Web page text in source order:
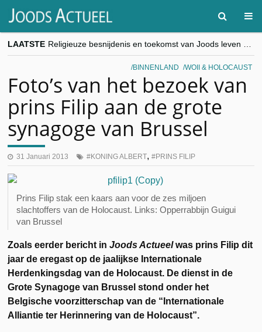
LAATSTE
“Besnijdenisdebat toont hoe moeilijk seculiere Westen minderheden begrijpt”, Jinnih Beels (Vooruit)
CITYTRIP | ROEMENIË – Boekarest: de verrassing van Oost-Europa
goKosher lanceert nieuwe website en samenwerking met Mishpacha voor kosher travel en simchas wereldwijd
BINNENLAND WOII & HOLOCAUST
Foto’s van het bezoek van
prins Filip aan de grote
synagoge van Brussel
31 Januari 2013 KONING ALBERT, PRINS FILIP
Prins Filip stak een kaars aan voor de zes miljoen
slachtoffers van de Holocaust. Links: Opperrabbijn Guigui
van Brussel
Zoals eerder bericht in Joods Actueelwas prins Filip dit
jaar de eregast op de jaalijkse Internationale
Herdenkingsdag van de Holocaust. De dienst in de
Grote Synagoge van Brussel stond onder het
Belgische voorzitterschap van de “Internationale
Alliantie ter Herinnering van de Holocaust”.